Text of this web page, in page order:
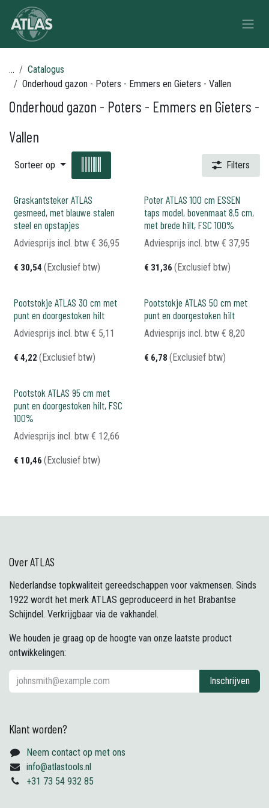
Overslaan naar inhoud
...
Catalogus
Onderhoud gazon - Poters - Emmers en Gieters - Vallen
Onderhoud gazon - Poters - Emmers en Gieters -
Vallen
Sorteer op Filters
Graskantsteker ATLAS
gesmeed, met blauwe stalen
steel en opstapjes
€ 30,54 (Exclusief btw)
Adviesprijs incl. btw € 36,95
Poter ATLAS 100 cm ESSEN
taps model, bovenmaat 8,5 cm,
met brede hilt, FSC 100%
€ 31,36 (Exclusief btw)
Adviesprijs incl. btw € 37,95
Pootstokje ATLAS 30 cm met
punt en doorgestoken hilt
€ 4,22 (Exclusief btw)
Adviesprijs incl. btw € 5,11
Pootstokje ATLAS 50 cm met
punt en doorgestoken hilt
€ 6,78 (Exclusief btw)
Adviesprijs incl. btw € 8,20
Pootstok ATLAS 95 cm met
punt en doorgestoken hilt, FSC
100%
€ 10,46 (Exclusief btw)
Adviesprijs incl. btw € 12,66
Over ATLAS
Nederlandse topkwaliteit gereedschappen voor vakmensen. Sinds
1922 wordt het merk ATLAS geproduceerd in het Brabantse
Schijndel. Verkrijgbaar via de vakhandel.
We houden je graag op de hoogte van onze laatste product
ontwikkelingen:
Inschrijven
Klant worden?
Neem contact op met ons
info@atlastools.nl
+31 73 54 932 85